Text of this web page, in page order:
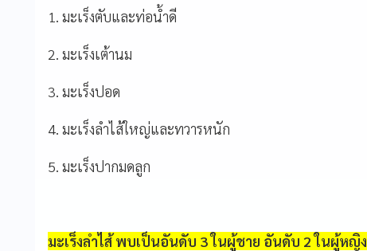
1. มะเร็งตับและท่อน้ำดี
2. มะเร็งเต้านม
3. มะเร็งปอด
4. มะเร็งลำไส้ใหญ่และทวารหนัก
5. มะเร็งปากมดลูก
มะเร็งลำไส้ พบเป็นอันดับ 3 ในผู้ชาย อันดับ 2 ในผู้หญิง